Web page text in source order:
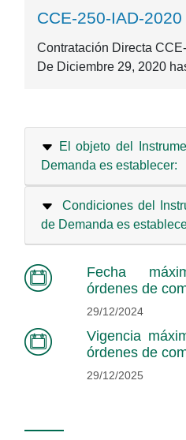
CCE-250-IAD-
Contratación Directa
De Diciembre 29, 2020
El objeto del
Demanda es establecer:
Condiciones del
de Demanda es
Fecha
órdenes de
29/12/2024
Vigencia
órdenes de
29/12/2025